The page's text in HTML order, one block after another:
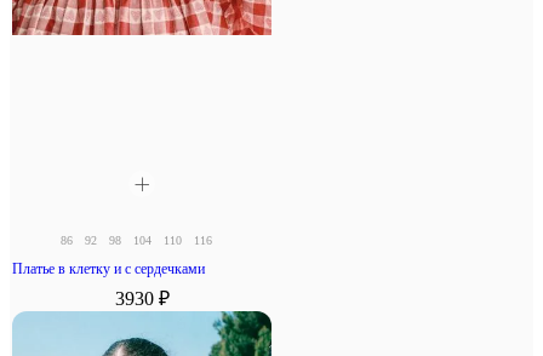
86 92 98 104 110 116
Платье в клетку и с сердечками
3930 ₽